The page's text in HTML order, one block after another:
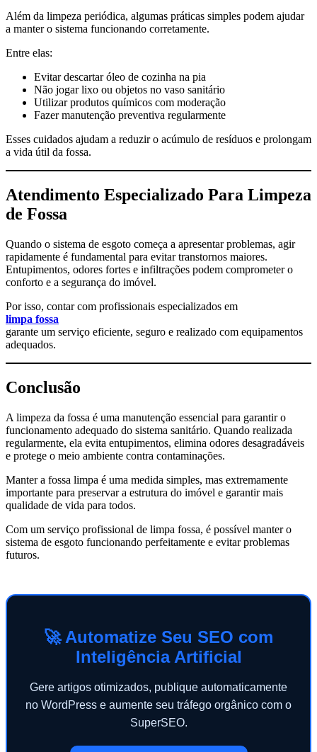
Além da limpeza periódica, algumas práticas simples podem ajudar
a manter o sistema funcionando corretamente.
Entre elas:
Evitar descartar óleo de cozinha na pia
Não jogar lixo ou objetos no vaso sanitário
Utilizar produtos químicos com moderação
Fazer manutenção preventiva regularmente
Esses cuidados ajudam a reduzir o acúmulo de resíduos e prolongam
a vida útil da fossa.
Atendimento Especializado Para Limpeza
de Fossa
Quando o sistema de esgoto começa a apresentar problemas, agir
rapidamente é fundamental para evitar transtornos maiores.
Entupimentos, odores fortes e infiltrações podem comprometer o
conforto e a segurança do imóvel.
Por isso, contar com profissionais especializados em
limpa fossa
garante um serviço eficiente, seguro e realizado com equipamentos
adequados.
Conclusão
A limpeza da fossa é uma manutenção essencial para garantir o
funcionamento adequado do sistema sanitário. Quando realizada
regularmente, ela evita entupimentos, elimina odores desagradáveis
e protege o meio ambiente contra contaminações.
Manter a fossa limpa é uma medida simples, mas extremamente
importante para preservar a estrutura do imóvel e garantir mais
qualidade de vida para todos.
Com um serviço profissional de limpa fossa, é possível manter o
sistema de esgoto funcionando perfeitamente e evitar problemas
futuros.
🚀 Automatize Seu SEO com
Inteligência Artificial
Gere artigos otimizados, publique automaticamente
no WordPress e aumente seu tráfego orgânico com o
SuperSEO.